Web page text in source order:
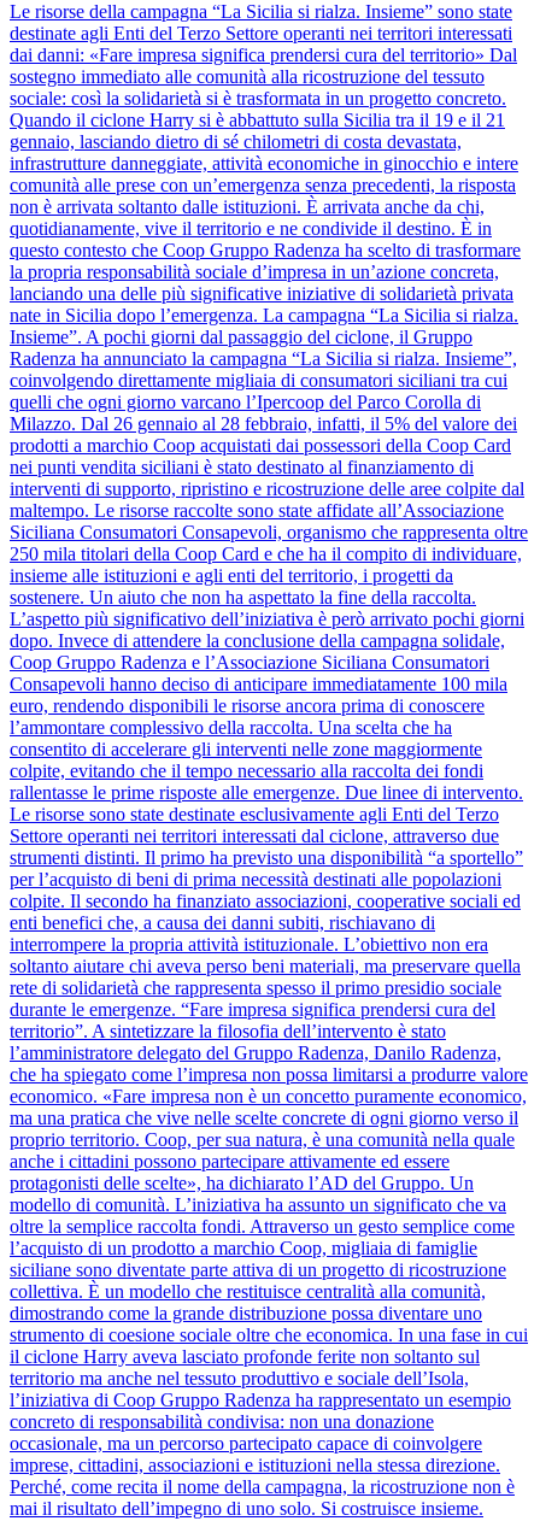
Le risorse della campagna “La Sicilia si rialza. Insieme” sono state
destinate agli Enti del Terzo Settore operanti nei territori interessati
dai danni: «Fare impresa significa prendersi cura del territorio» Dal
sostegno immediato alle comunità alla ricostruzione del tessuto
sociale: così la solidarietà si è trasformata in un progetto concreto.
Quando il ciclone Harry si è abbattuto sulla Sicilia tra il 19 e il 21
gennaio, lasciando dietro di sé chilometri di costa devastata,
infrastrutture danneggiate, attività economiche in ginocchio e intere
comunità alle prese con un’emergenza senza precedenti, la risposta
non è arrivata soltanto dalle istituzioni. È arrivata anche da chi,
quotidianamente, vive il territorio e ne condivide il destino. È in
questo contesto che Coop Gruppo Radenza ha scelto di trasformare
la propria responsabilità sociale d’impresa in un’azione concreta,
lanciando una delle più significative iniziative di solidarietà privata
nate in Sicilia dopo l’emergenza. La campagna “La Sicilia si rialza.
Insieme”. A pochi giorni dal passaggio del ciclone, il Gruppo
Radenza ha annunciato la campagna “La Sicilia si rialza. Insieme”,
coinvolgendo direttamente migliaia di consumatori siciliani tra cui
quelli che ogni giorno varcano l’Ipercoop del Parco Corolla di
Milazzo. Dal 26 gennaio al 28 febbraio, infatti, il 5% del valore dei
prodotti a marchio Coop acquistati dai possessori della Coop Card
nei punti vendita siciliani è stato destinato al finanziamento di
interventi di supporto, ripristino e ricostruzione delle aree colpite dal
maltempo. Le risorse raccolte sono state affidate all’Associazione
Siciliana Consumatori Consapevoli, organismo che rappresenta oltre
250 mila titolari della Coop Card e che ha il compito di individuare,
insieme alle istituzioni e agli enti del territorio, i progetti da
sostenere. Un aiuto che non ha aspettato la fine della raccolta.
L’aspetto più significativo dell’iniziativa è però arrivato pochi giorni
dopo. Invece di attendere la conclusione della campagna solidale,
Coop Gruppo Radenza e l’Associazione Siciliana Consumatori
Consapevoli hanno deciso di anticipare immediatamente 100 mila
euro, rendendo disponibili le risorse ancora prima di conoscere
l’ammontare complessivo della raccolta. Una scelta che ha
consentito di accelerare gli interventi nelle zone maggiormente
colpite, evitando che il tempo necessario alla raccolta dei fondi
rallentasse le prime risposte alle emergenze. Due linee di intervento.
Le risorse sono state destinate esclusivamente agli Enti del Terzo
Settore operanti nei territori interessati dal ciclone, attraverso due
strumenti distinti. Il primo ha previsto una disponibilità “a sportello”
per l’acquisto di beni di prima necessità destinati alle popolazioni
colpite. Il secondo ha finanziato associazioni, cooperative sociali ed
enti benefici che, a causa dei danni subiti, rischiavano di
interrompere la propria attività istituzionale. L’obiettivo non era
soltanto aiutare chi aveva perso beni materiali, ma preservare quella
rete di solidarietà che rappresenta spesso il primo presidio sociale
durante le emergenze. “Fare impresa significa prendersi cura del
territorio”. A sintetizzare la filosofia dell’intervento è stato
l’amministratore delegato del Gruppo Radenza, Danilo Radenza,
che ha spiegato come l’impresa non possa limitarsi a produrre valore
economico. «Fare impresa non è un concetto puramente economico,
ma una pratica che vive nelle scelte concrete di ogni giorno verso il
proprio territorio. Coop, per sua natura, è una comunità nella quale
anche i cittadini possono partecipare attivamente ed essere
protagonisti delle scelte», ha dichiarato l’AD del Gruppo. Un
modello di comunità. L’iniziativa ha assunto un significato che va
oltre la semplice raccolta fondi. Attraverso un gesto semplice come
l’acquisto di un prodotto a marchio Coop, migliaia di famiglie
siciliane sono diventate parte attiva di un progetto di ricostruzione
collettiva. È un modello che restituisce centralità alla comunità,
dimostrando come la grande distribuzione possa diventare uno
strumento di coesione sociale oltre che economica. In una fase in cui
il ciclone Harry aveva lasciato profonde ferite non soltanto sul
territorio ma anche nel tessuto produttivo e sociale dell’Isola,
l’iniziativa di Coop Gruppo Radenza ha rappresentato un esempio
concreto di responsabilità condivisa: non una donazione
occasionale, ma un percorso partecipato capace di coinvolgere
imprese, cittadini, associazioni e istituzioni nella stessa direzione.
Perché, come recita il nome della campagna, la ricostruzione non è
mai il risultato dell’impegno di uno solo. Si costruisce insieme.